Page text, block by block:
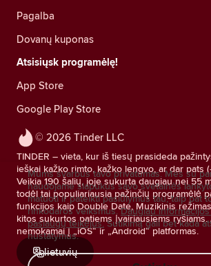
© 2026 Tinder LLC
TINDER – vieta, kur iš tiesų prasideda
ieškai kažko rimto, kažko lengvo, ar dar pats
Veikia 190 šalių, joje sukurta daugiau nei 55
todėl tai populiariausia pažinčių programėlė
funkcijos kaip Double Date, Muzikinis
kitos sukurtos patiems įvairiausiems ryšiams.
nemokamai į „iOS“ ir „Android“ platformas.
lietuvių
Pagalba
Dovanų kuponas
Atsisiųsk programėlę!
App Store
Google Play Store
Mums svarbus tavo privatumas. Mes su
naudojame slapukus savo svetainės
matuoti ir pateikti pasiūlymus tau, taip pat
rinkodaros veiksmus. Daugiau
paslaugų teikėjus. Sutikimą gali bet kada
nustatymus.